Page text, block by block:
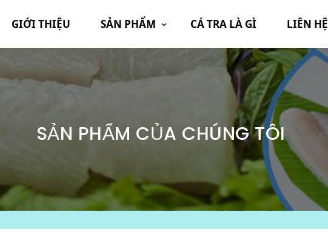
GIỚI THIỆU SẢN PHẨM CÁ TRA LÀ GÌ LIÊN HỆ
SẢN PHẨM CỦA CHÚNG TÔI